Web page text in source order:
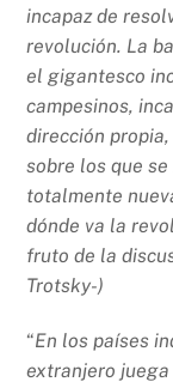
incapaz de
revolución. La
el gigantesco
campesinos,
dirección
sobre los que
totalmente
dónde va la
fruto de la
Trotsky-)
“En los países
extranjero